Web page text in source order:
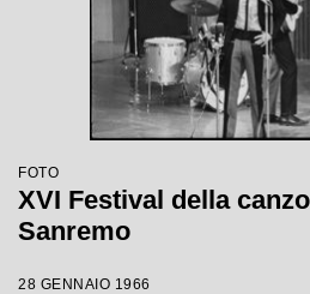
FOTO
XVI Festival della
Sanremo
28 GENNAIO 1966